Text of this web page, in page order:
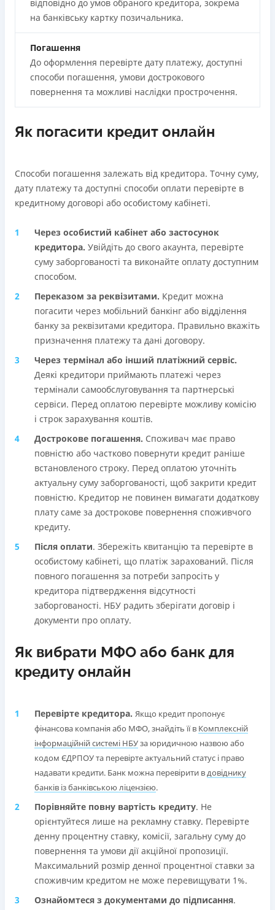
відповідно до умов обраного кредитора, зокрема
на банківську картку позичальника.
Погашення
До оформлення перевірте дату платежу, доступні
способи погашення, умови дострокового
повернення та можливі наслідки прострочення.
Як погасити кредит онлайн
Способи погашення залежать від кредитора. Точну суму,
дату платежу та доступні способи оплати перевірте в
кредитному договорі або особистому кабінеті.
Через особистий кабінет або застосунок
кредиторa. Увійдіть до свого акаунта, перевірте
суму заборгованості та виконайте оплату доступним
способом.
Переказом за реквізитами. Кредит можна
погасити через мобільний банкінг або відділення
банку за реквізитами кредитора. Правильно вкажіть
призначення платежу та дані договору.
Через термінал або інший платіжний сервіс.
Деякі кредитори приймають платежі через
термінали самообслуговування та партнерські
сервіси. Перед оплатою перевірте можливу комісію
і строк зарахування коштів.
Дострокове погашення. Споживач має право
повністю або частково повернути кредит раніше
встановленого строку. Перед оплатою уточніть
актуальну суму заборгованості, щоб закрити кредит
повністю. Кредитор не повинен вимагати додаткову
плату саме за дострокове повернення споживчого
кредиту.
Після оплати. Збережіть квитанцію та перевірте в
особистому кабінеті, що платіж зарахований. Після
повного погашення за потреби запросіть у
кредитора підтвердження відсутності
заборгованості. НБУ радить зберігати договір і
документи про оплату.
Як вибрати МФО або банк для
кредиту онлайн
Перевірте кредитора. Якщо кредит пропонує
фінансова компанія або МФО, знайдіть її в Комплексній
інформаційній системі НБУза юридичною назвою або
кодом ЄДРПОУ та перевірте актуальний статус і право
надавати кредити. Банк можна перевірити в довіднику
банків із банківською ліцензією.
Порівняйте повну вартість кредиту. Не
орієнтуйтеся лише на рекламну ставку. Перевірте
денну процентну ставку, комісії, загальну суму до
повернення та умови дії акційної пропозиції.
Максимальний розмір денної процентної ставки за
споживчим кредитом не може перевищувати 1%.
Ознайомтеся з документами до підписання.